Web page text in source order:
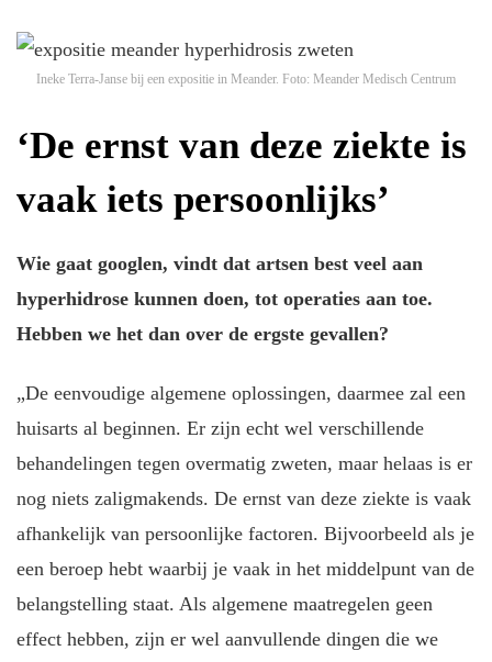
Ineke Terra-Janse bij een expositie in Meander. Foto: Meander Medisch Centrum
‘De ernst van deze ziekte is
vaak iets persoonlijks’
Wie gaat googlen, vindt dat artsen best veel aan
hyperhidrose kunnen doen, tot operaties aan toe.
Hebben we het dan over de ergste gevallen?
„De eenvoudige algemene oplossingen, daarmee zal een
huisarts al beginnen. Er zijn echt wel verschillende
behandelingen tegen overmatig zweten, maar helaas is er
nog niets zaligmakends. De ernst van deze ziekte is vaak
afhankelijk van persoonlijke factoren. Bijvoorbeeld als je
een beroep hebt waarbij je vaak in het middelpunt van de
belangstelling staat. Als algemene maatregelen geen
effect hebben, zijn er wel aanvullende dingen die we